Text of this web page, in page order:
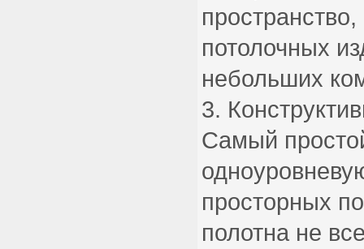
потолочных
небольших
Самый
просторных
полотна не